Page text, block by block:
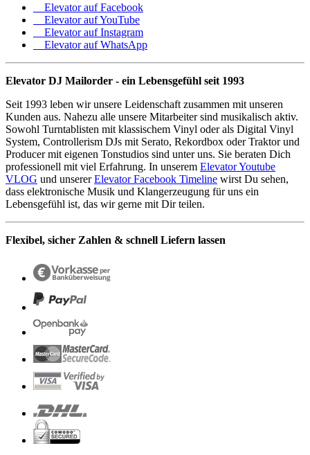
Elevator auf Facebook
Elevator auf YouTube
Elevator auf Instagram
Elevator auf WhatsApp
Elevator DJ Mailorder - ein Lebensgefühl seit 1993
Seit 1993 leben wir unsere Leidenschaft zusammen mit unseren
Kunden aus. Nahezu alle unsere Mitarbeiter sind musikalisch aktiv.
Sowohl Turntablisten mit klassischem Vinyl oder als Digital Vinyl
System, Controllerism DJs mit Serato, Rekordbox oder Traktor und
Producer mit eigenen Tonstudios sind unter uns. Sie beraten Dich
professionell mit viel Erfahrung. In unserem Elevator Youtube
VLOG und unsererElevator Facebook Timeline wirst Du sehen,
dass elektronische Musik und Klangerzeugung für uns ein
Lebensgefühl ist, das wir gerne mit Dir teilen.
Flexibel, sicher Zahlen & schnell Liefern lassen